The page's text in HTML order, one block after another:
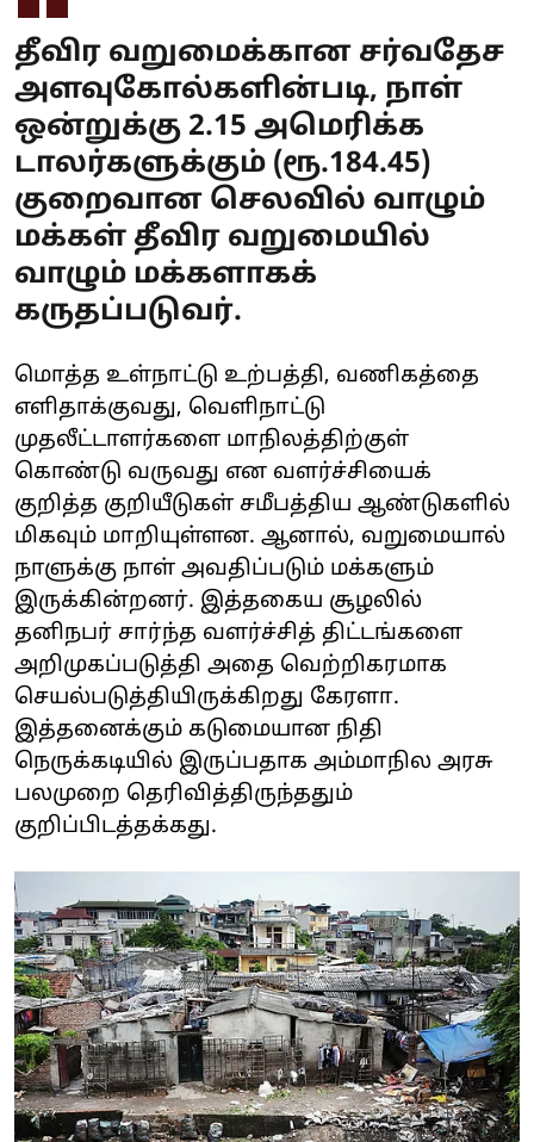
தீவிர வறுமைக்கான சர்வதேச
அளவுகோல்களின்படி, நாள்
ஒன்றுக்கு 2.15 அமெரிக்க
டாலர்களுக்கும் (ரூ.184.45)
குறைவான செலவில் வாழும்
மக்கள் தீவிர வறுமையில்
வாழும் மக்களாகக்
கருதப்படுவர்.
மொத்த உள்நாட்டு உற்பத்தி, வணிகத்தை
எளிதாக்குவது, வெளிநாட்டு
முதலீட்டாளர்களை மாநிலத்திற்குள்
கொண்டு வருவது என வளர்ச்சியைக்
குறித்த குறியீடுகள் சமீபத்திய ஆண்டுகளில்
மிகவும் மாறியுள்ளன. ஆனால், வறுமையால்
நாளுக்கு நாள் அவதிப்படும் மக்களும்
இருக்கின்றனர். இத்தகைய சூழலில்
தனிநபர் சார்ந்த வளர்ச்சித் திட்டங்களை
அறிமுகப்படுத்தி அதை வெற்றிகரமாக
செயல்படுத்தியிருக்கிறது கேரளா.
இத்தனைக்கும் கடுமையான நிதி
நெருக்கடியில் இருப்பதாக அம்மாநில அரசு
பலமுறை தெரிவித்திருந்ததும்
குறிப்பிடத்தக்கது.